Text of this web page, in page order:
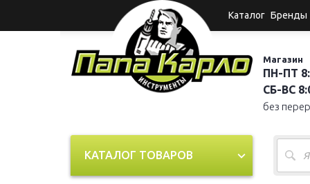
Каталог Бренды
Магазин
ПН-ПТ
СБ-ВС
без
КАТАЛОГ ТОВАРОВ